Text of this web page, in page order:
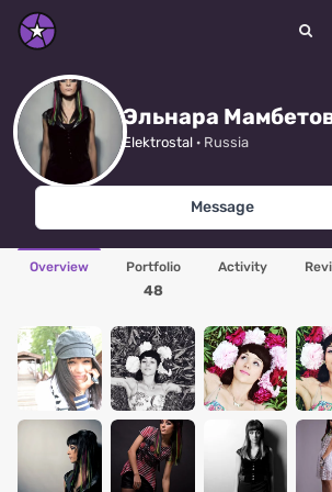
Эльнара
Elektrostal · Russia
Message
Overview Portfolio
48
Activity